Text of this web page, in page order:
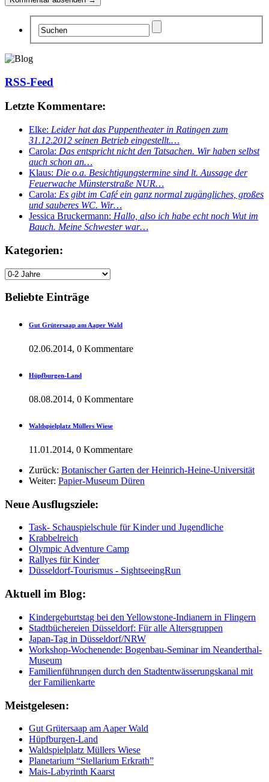
RSS-Feed
Letzte Kommentare:
Elke: Leider hat das Puppentheater in Ratingen zum
31.12.2012 seinen Betrieb eingestellt.…
Carola: Das entspricht nicht den Tatsachen. Wir haben selbst
auch schon an…
Klaus: Die o.a. Besichtigungstermine sind lt. Aussage der
Feuerwache Münsterstraße NUR…
Carola: Es gibt im Café ein ganz normal zugängliches, großes
und sauberes WC. Wir…
Jessica Bruckermann: Hallo, also ich habe echt noch Wut im
Bauch. Meine Schwester war…
Kategorien:
Beliebte Einträge
Gut Grütersaap am Aaper Wald
02.06.2014, 0 Kommentare
Hüpfburgen-Land
08.08.2014, 0 Kommentare
Waldspielplatz Müllers Wiese
11.01.2014, 0 Kommentare
Zurück: Botanischer Garten der Heinrich-Heine-Universität
Weiter: Papier-Museum Düren
Neue Ausflugsziele:
Task- Schauspielschule für Kinder und Jugendliche
Krabbelreich
Olympic Adventure Camp
Rallyes für Kinder
Düsseldorf-Tourismus - SightseeingRun
Aktuell im Blog:
Kindergeburtstag bei den Yellowstone-Indianern in Flingern
Stadtbüchereien Düsseldorf: Für alle Altersgruppen
Japan-Tag in Düsseldorf/NRW
Workshop-Wochenende: Bogenbau-Seminar im Neanderthal-
Museum
Familienführungen durch den Stadtentwässerungskanal mit
der Familienkarte
Meistgelesen:
Gut Grütersaap am Aaper Wald
Hüpfburgen-Land
Waldspielplatz Müllers Wiese
Planetarium “Stellarium Erkrath”
Mais-Labyrinth Kaarst